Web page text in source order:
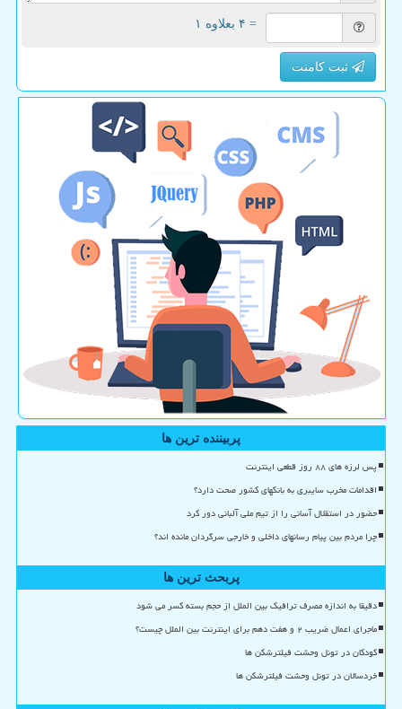
= ۴ بعلاوه ۱
ثبت کامنت
پربیننده ترین ها
پس لرزه های ۸۸ روز قطعی اینترنت
اقدامات مخرب سایبری به بانکهای کشور صحت دارد؟
حضور در استقلال آسانی را از تیم ملی آلبانی دور کرد
چرا مردم بین پیام رسانهای داخلی و خارجی سرگردان مانده اند؟
پربحث ترین ها
دقیقا به اندازه مصرف ترافیک بین الملل از حجم بسته کسر می شود
ماجرای اعمال ضریب ۲ و هفت دهم برای اینترنت بین الملل چیست؟
کودکان در تونل وحشت فیلترشکن ها
خردسالان در تونل وحشت فیلترشکن ها